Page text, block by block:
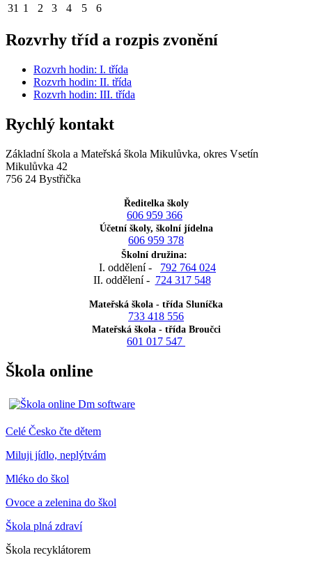
31 1 2 3 4 5 6
Rozvrhy tříd a rozpis zvonění
Rozvrh hodin: I. třída
Rozvrh hodin: II. třída
Rozvrh hodin: III. třída
Rychlý kontakt
Základní škola a Mateřská škola Mikulůvka, okres Vsetín
Mikulůvka 42
756 24 Bystřička
Ředitelka školy
606 959 366
Účetní školy, školní jídelna
606 959 378
Školní družina:
I. oddělení - 792 764 024
II. oddělení - 724 317 548
Mateřská škola - třída Sluníčka
733 418 556
Mateřská škola - třída Broučci
601 017 547
Škola online
Celé Česko čte dětem
Miluji jídlo, neplýtvám
Mléko do škol
Ovoce a zelenina do škol
Škola plná zdraví
Škola recyklátorem